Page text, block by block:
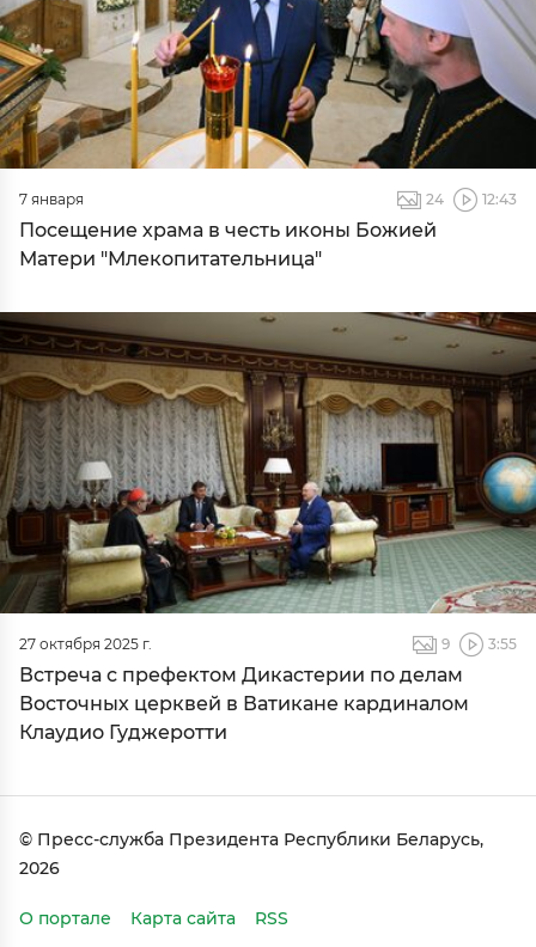
7 января 24 12:43
Посещение храма в честь иконы Божией
Матери "Млекопитательница"
27 октября 2025 г. 9 3:55
Встреча с префектом Дикастерии по делам
Восточных церквей в Ватикане кардиналом
Клаудио Гуджеротти
© Пресс-служба Президента Республики Беларусь,
2026
О портале Карта сайта RSS